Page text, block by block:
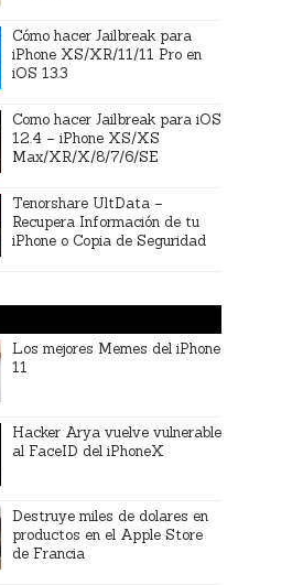
Cómo hacer Jailbreak para
iPhone XS/XR/11/11 Pro en
iOS 13.3
Como hacer Jailbreak para iOS
12.4 – iPhone XS/XS
Max/XR/X/8/7/6/SE
Tenorshare UltData –
Recupera Información de tu
iPhone o Copia de Seguridad
Los mejores Memes del iPhone
11
Hacker Arya vuelve vulnerable
al FaceID del iPhoneX
Destruye miles de dolares en
productos en el Apple Store
de Francia